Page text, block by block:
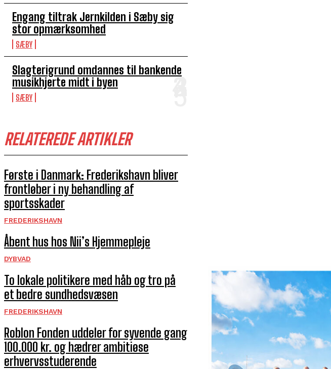
Engang tiltrak Jernkilden i Sæby sig
stor opmærksomhed
SÆBY
Slagterigrund omdannes til bankende
musikhjerte midt i byen
SÆBY
RELATEREDE ARTIKLER
Første i Danmark: Frederikshavn bliver
frontløber i ny behandling af
sportsskader
FREDERIKSHAVN
Åbent hus hos Nii’s Hjemmepleje
DYBVAD
To lokale politikere med håb og tro på
et bedre sundhedsvæsen
FREDERIKSHAVN
Roblon Fonden uddeler for syvende gang
100.000 kr. og hædrer ambitiøse
erhvervsstuderende